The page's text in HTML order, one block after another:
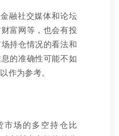
融社交媒体和论坛
富网等，也会有投
持仓情况的看法和
的准确性可能不如
作为参考。
市场的多空持仓比